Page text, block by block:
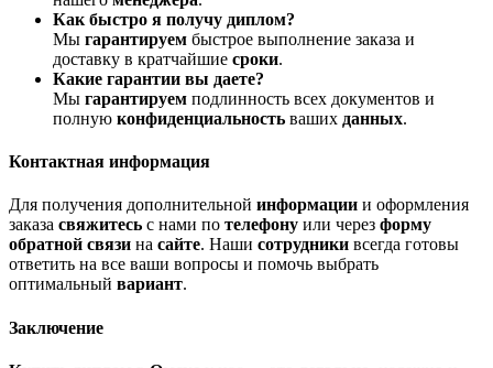
Как быстро я получу диплом?
Мы гарантируем быстрое выполнение заказа и
доставку в кратчайшие сроки.
Какие гарантии вы даете?
Мы гарантируем подлинность всех документов и
полную конфиденциальность ваших данных.
Контактная информация
Для получения дополнительной информации и оформления
заказа свяжитесь с нами по телефону или через форму
обратной связи на сайте. Наши сотрудники всегда готовы
ответить на все ваши вопросы и помочь выбрать
оптимальный вариант.
Заключение